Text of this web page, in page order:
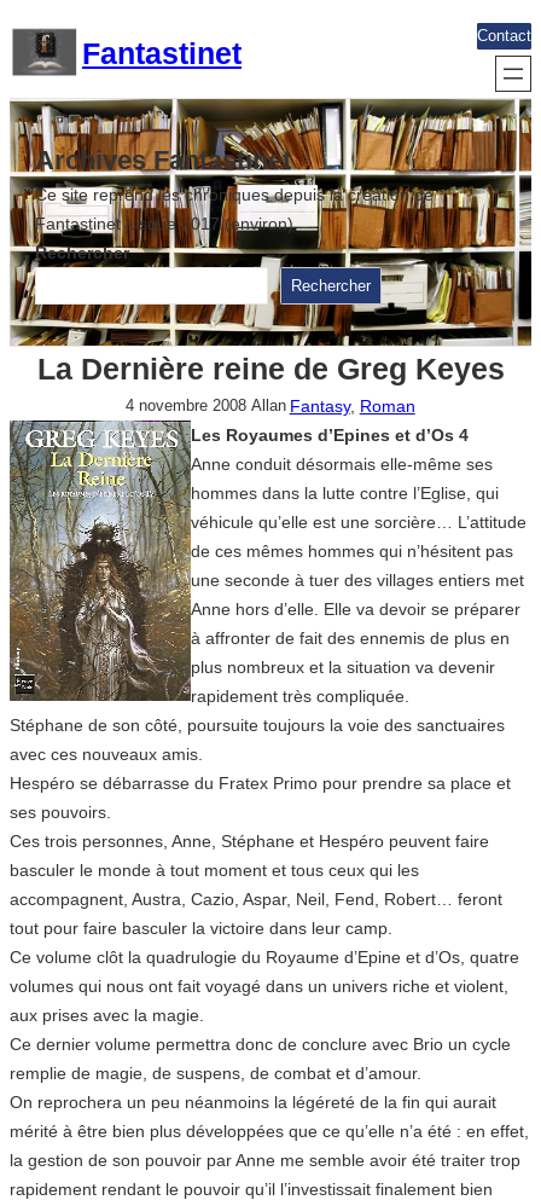
contenu
Fantastinet
Contact
Archives Fantastinet
Ce site reprend les chroniques depuis la création de
Fantastinet jusque 2017 (environ)
Rechercher
Rechercher
La Dernière reine de Greg Keyes
4 novembre 2008 Allan Fantasy, Roman
Les Royaumes d’Epines et d’Os 4
Anne conduit désormais elle-même ses
hommes dans la lutte contre l’Eglise, qui
véhicule qu’elle est une sorcière… L’attitude
de ces mêmes hommes qui n’hésitent pas
une seconde à tuer des villages entiers met
Anne hors d’elle. Elle va devoir se préparer
à affronter de fait des ennemis de plus en
plus nombreux et la situation va devenir
rapidement très compliquée.
Stéphane de son côté, poursuite toujours la voie des sanctuaires
avec ces nouveaux amis.
Hespéro se débarrasse du Fratex Primo pour prendre sa place et
ses pouvoirs.
Ces trois personnes, Anne, Stéphane et Hespéro peuvent faire
basculer le monde à tout moment et tous ceux qui les
accompagnent, Austra, Cazio, Aspar, Neil, Fend, Robert… feront
tout pour faire basculer la victoire dans leur camp.
Ce volume clôt la quadrulogie du Royaume d’Epine et d’Os, quatre
volumes qui nous ont fait voyagé dans un univers riche et violent,
aux prises avec la magie.
Ce dernier volume permettra donc de conclure avec Brio un cycle
remplie de magie, de suspens, de combat et d’amour.
On reprochera un peu néanmoins la légéreté de la fin qui aurait
mérité à être bien plus développées que ce qu’elle n’a été : en effet,
la gestion de son pouvoir par Anne me semble avoir été traiter trop
rapidement rendant le pouvoir qu’il l’investissait finalement bien